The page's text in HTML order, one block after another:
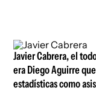
Javier Cabrera, el
era Diego Aguirre
estadísticas como